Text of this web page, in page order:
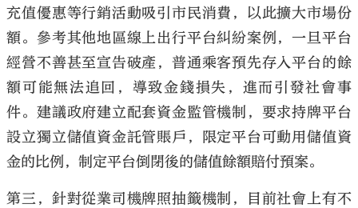
充值優惠等行銷活動吸引市民消費，以此擴大市場份
額。參考其他地區線上出行平台糾紛案例，一旦平台
經營不善甚至宣告破產，普通乘客預先存入平台的餘
額可能無法追回，導致金錢損失，進而引發社會事
件。建議政府建立配套資金監管機制，要求持牌平台
設立獨立儲值資金託管賬戶，限定平台可動用儲值資
金的比例，制定平台倒閉後的儲值餘額賠付預案。
第三，針對從業司機牌照抽籤機制，目前社會上有不